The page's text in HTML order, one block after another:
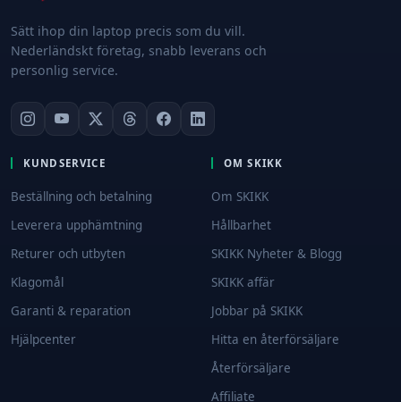
Sätt ihop din laptop precis som du vill.
Nederländskt företag, snabb leverans och
personlig service.
KUNDSERVICE
Beställning och betalning
Leverera upphämtning
Returer och utbyten
Klagomål
Garanti & reparation
Hjälpcenter
OM SKIKK
Om SKIKK
Hållbarhet
SKIKK Nyheter & Blogg
SKIKK affär
Jobbar på SKIKK
Hitta en återförsäljare
Återförsäljare
Affiliate